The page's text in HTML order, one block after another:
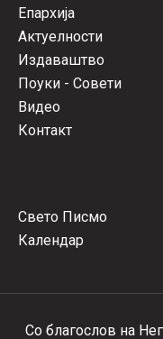
Епархија
Актуелности
Издаваштво
Поуки - Совети
Видео
Контакт
Свето Писмо
Календар
Со благослов на